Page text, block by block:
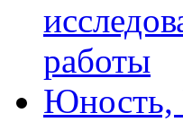
работы
Юность,